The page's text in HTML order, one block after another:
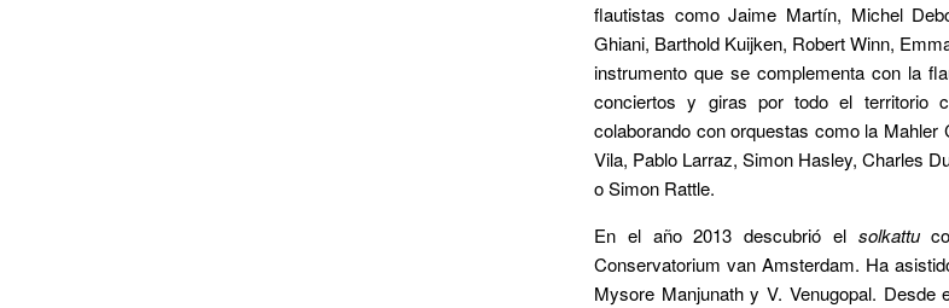
flautistas como Jaime Martín, Michel
Ghiani, Barthold Kuijken, Robert Winn,
instrumento que se complementa con la
conciertos y giras por todo el territorio
colaborando con orquestas como la
Vila, Pablo Larraz, Simon Hasley, Charles
o Simon Rattle.
En el año 2013 descubrió el solkattu
Conservatorium van Amsterdam. Ha
Mysore Manjunath y V. Venugopal.